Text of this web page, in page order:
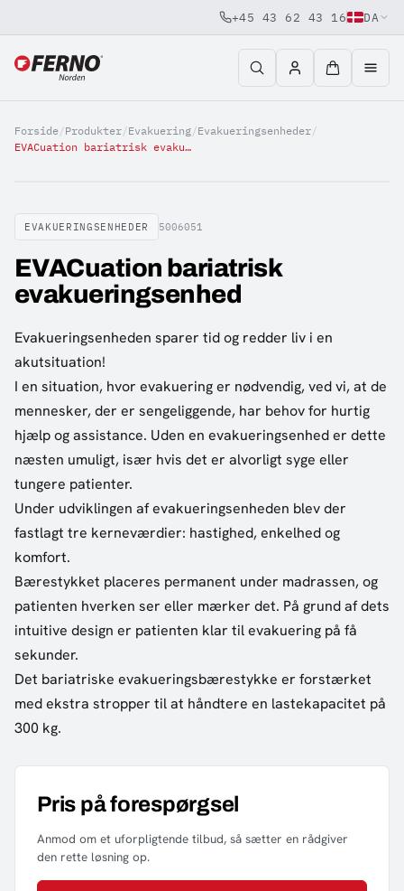
Jump to content
+45 43 62 43 16 DA
Forside/Produkter/Evakuering/Evakueringsenheder/
EVACuation bariatrisk evakueringsenhed
EVAKUERINGSENHEDER 5006051
EVACuation bariatrisk
evakueringsenhed
Evakueringsenheden sparer tid og redder liv i en
akutsituation!
I en situation, hvor evakuering er nødvendig, ved vi, at de
mennesker, der er sengeliggende, har behov for hurtig
hjælp og assistance. Uden en evakueringsenhed er dette
næsten umuligt, især hvis det er alvorligt syge eller
tungere patienter.
Under udviklingen af evakueringsenheden blev der
fastlagt tre kerneværdier: hastighed, enkelhed og
komfort.
Bærestykket placeres permanent under madrassen, og
patienten hverken ser eller mærker det. På grund af dets
intuitive design er patienten klar til evakuering på få
sekunder.
Det bariatriske evakueringsbærestykke er forstærket
med ekstra stropper til at håndtere en lastekapacitet på
300 kg.
Pris på forespørgsel
Anmod om et uforpligtende tilbud, så sætter en rådgiver
den rette løsning op.